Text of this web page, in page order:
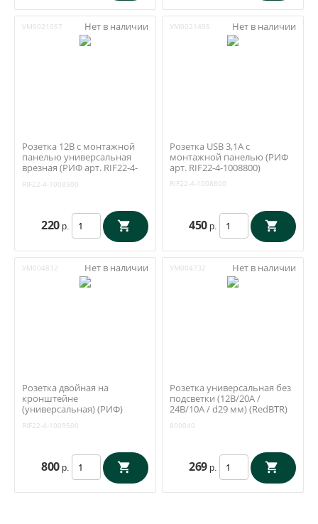
УМ0021057 Нет в наличии
Розетка 12В с монтажной
панелью универсальная
врезная (РИФ арт. RIF22-4-
RIF22-4-1008500
220 р.
УМ0021405 Нет в наличии
Розетка USB 3,1А c
монтажной панелью (РИФ
арт. RIF22-4-1008800)
RIF22-4-1008800
450 р.
УМ004832 Нет в наличии
Розетка двойная на
кронштейне
(универсальная) (РИФ)
RIF22-4-1009500
800 р.
УМ004732 Нет в наличии
Розетка универсальная без
подсветки (12В/20A /
24В/10A / d29 мм) (RedBTR)
800040
269 р.